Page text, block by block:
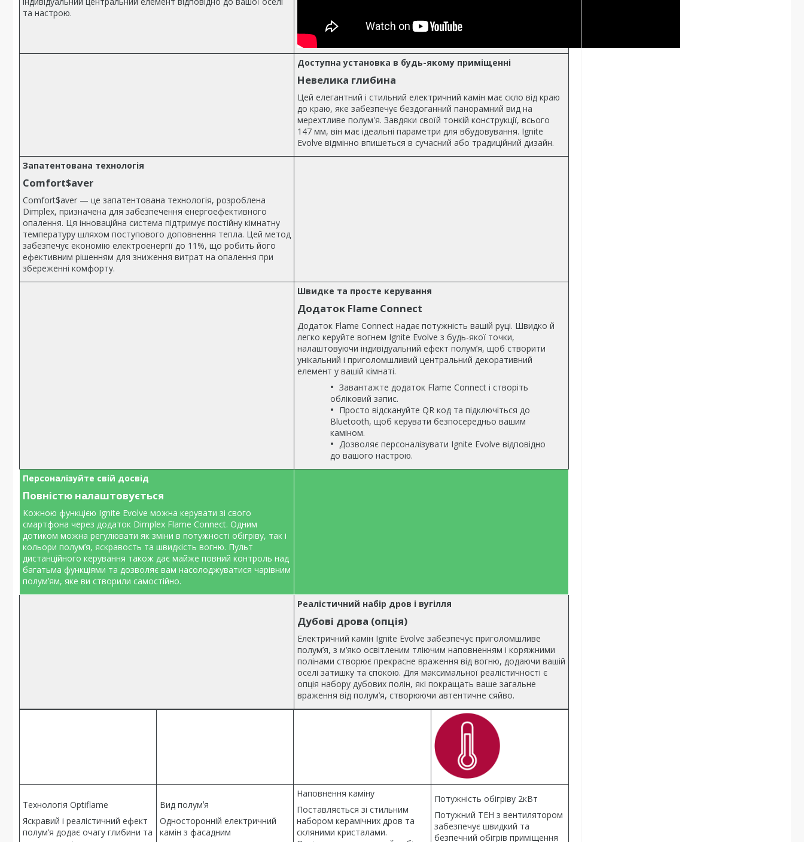
та настрою.
Доступна установка в будь-якому приміщенні
Невелика глибина
Цей елегантний і стильний електричний камін має скло від краю
до краю, яке забезпечує бездоганний панорамний вид на
мерехтливе полум'я. Завдяки своїй тонкій конструкції, всього
147 мм, він має ідеальні параметри для вбудовування. Ignite
Evolve відмінно впишеться в сучасний або традиційний дизайн.
Запатентована технологія
Comfort$aver
Comfort$aver — це запатентована технологія, розроблена
Dimplex, призначена для забезпечення енергоефективного
опалення. Ця інноваційна система підтримує постійну кімнатну
температуру шляхом поступового доповнення тепла. Цей метод
забезпечує економію електроенергії до 11%, що робить його
ефективним рішенням для зниження витрат на опалення при
збереженні комфорту.
Швидке та просте керування
Додаток Flame Connect
Додаток Flame Connect надає потужність вашій руці. Швидко й
легко керуйте вогнем Ignite Evolve з будь-якої точки,
налаштовуючи індивідуальний ефект полум’я, щоб створити
унікальний і приголомшливий центральний декоративний
елемент у вашій кімнаті.
Завантажте додаток Flame Connect і створіть
обліковий запис.
Просто відскануйте QR код та підключіться до
Bluetooth, щоб керувати безпосередньо вашим
каміном.
Дозволяє персоналізувати Ignite Evolve відповідно
до вашого настрою.
Персоналізуйте свій досвід
Повністю налаштовується
Кожною функцією Ignite Evolve можна керувати зі свого
смартфона через додаток Dimplex Flame Connect. Одним
дотиком можна регулювати як зміни в потужності обігріву, так і
кольори полум’я, яскравость та швидкість вогню. Пульт
дистанційного керування також дає майже повний контроль над
багатьма функціями та дозволяє вам насолоджуватися чарівним
полум’ям, яке ви створили самостійно.
Реалістичний набір дров і вугілля
Дубові дрова (опція)
Електричний камін Ignite Evolve забезпечує приголомшливе
полум’я, з м’яко освітленим тліючим наповненням і коряжними
полінами створює прекрасне враження від вогню, додаючи вашій
оселі затишку та спокою. Для максимальної реалістичності є
опція набору дубових полін, які покращать ваше загальне
враження від полум’я, створюючи автентичне сяйво.
Технологія Optiflame
Яскравий і реалістичний ефект
полум’я додає очагу глибини та
Вид полумʼя
Односторонній електричний
камін з фасадним
Наповнення каміну
Поставляється зі стильним
набором керамічних дров та
скляними кристалами.
Потужність обігріву 2кВт
Потужний ТЕН з вентилятором
забезпечує швидкий та
безпечний обігрів приміщення